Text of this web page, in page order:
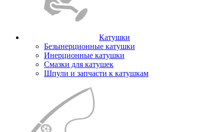
Катушки
Безынерционные катушки
Инерционные катушки
Смазки для катушек
Шпули и запчасти к катушкам